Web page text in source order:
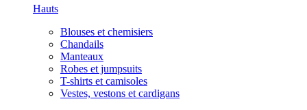
Hauts
Blouses et chemisiers
Chandails
Manteaux
Robes et jumpsuits
T-shirts et camisoles
Vestes, vestons et cardigans